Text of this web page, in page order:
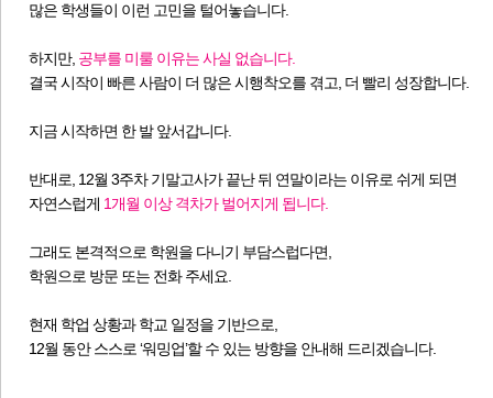
많은 학생들이 이런 고민을 털어놓습니다.
하지만, 공부를 미룰 이유는 사실 없습니다.
결국 시작이 빠른 사람이 더 많은 시행착오를 겪고, 더 빨리 성장합니다.
지금 시작하면 한 발 앞서갑니다.
반대로, 12월 3주차 기말고사가 끝난 뒤 연말이라는 이유로 쉬게 되면
자연스럽게 1개월 이상 격차가 벌어지게 됩니다.
그래도 본격적으로 학원을 다니기 부담스럽다면,
학원으로 방문 또는 전화 주세요.
현재 학업 상황과 학교 일정을 기반으로,
12월 동안 스스로 ‘워밍업’할 수 있는 방향을 안내해 드리겠습니다.